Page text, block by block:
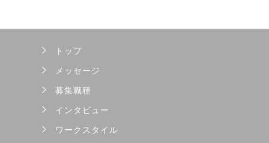
トップ
メッセージ
募集職種
インタビュー
ワークスタイル